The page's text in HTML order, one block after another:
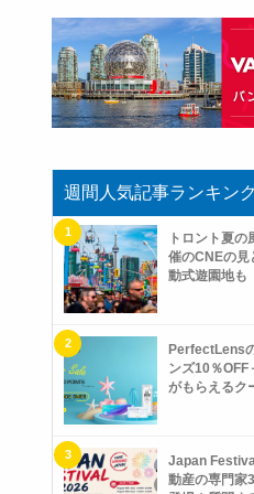
週間人気記事ランキン
トロント夏の
催のCNEの見
動式遊園地も
PerfectLens
ンズ10％OFF
がもらえるク
Japan
動産の専門家